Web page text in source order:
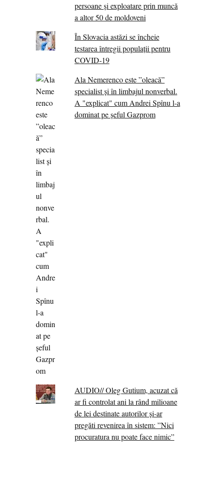
persoane și exploatare prin muncă
a altor 50 de moldoveni
În Slovacia astăzi se încheie
testarea întregii populații pentru
COVID-19
Ala Nemerenco este ”oleacă”
specialist și în limbajul nonverbal.
A "explicat" cum Andrei Spînu l-a
dominat pe șeful Gazprom
AUDIO// Oleg Gutium, acuzat că
ar fi controlat ani la rând milioane
de lei destinate autorilor și-ar
pregăti revenirea în sistem: ”Nici
procuratura nu poate face nimic”